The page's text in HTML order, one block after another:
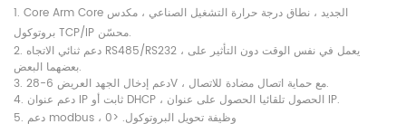
1. Core Arm Core الجديد ، نطاق درجة حرارة التشغيل الصناعي ، مكدس
بروتوكول TCP/IP محسّن.
2. دعم ثنائي الاتجاه RS485/RS232 ، يعمل في نفس الوقت دون التأثير على
بعضهما البعض.
3. دعم إدخال الجهد العريض 6-28V ، مع حماية اتصال مضادة للاتصال.
4. دعم عنوان IP ثابت أو DHCP ، الحصول تلقائيا الحصول على عنوان IP.
5. دعم modbus ، وظيفة تحويل البروتوكول. <0